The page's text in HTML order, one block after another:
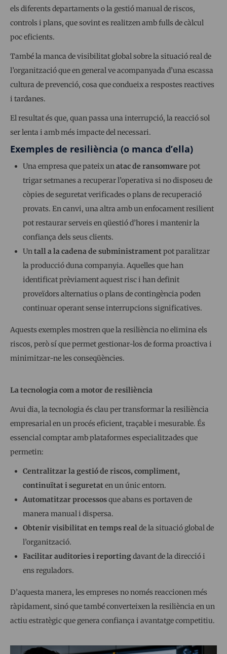
els diferents departaments o la gestió manual de riscos,
controls i plans, que sovint es realitzen amb fulls de càlcul
poc eficients.
També la manca de visibilitat global sobre la situació real de
l’organització que en general ve acompanyada d’una escassa
cultura de prevenció, cosa que condueix a respostes reactives
i tardanes.
El resultat és que, quan passa una interrupció, la reacció sol
ser lenta i amb més impacte del necessari.
Exemples de resiliència (o manca d’ella)
Una empresa que pateix unatac de ransomware pot
trigar setmanes a recuperar l’operativa si no disposeu de
còpies de seguretat verificades o plans de recuperació
provats. En canvi, una altra amb un enfocament resilient
pot restaurar serveis en qüestió d’hores i mantenir la
confiança dels seus clients.
Untall a la cadena de subministrament pot paralitzar
la producció duna companyia. Aquelles que han
identificat prèviament aquest risc i han definit
proveïdors alternatius o plans de contingència poden
continuar operant sense interrupcions significatives.
Aquests exemples mostren que la resiliència no elimina els
riscos, però sí que permet gestionar-los de forma proactiva i
minimitzar-ne les conseqüències.
La tecnologia com a motor de resiliència
Avui dia, la tecnologia és clau per transformar la resiliència
empresarial en un procés eficient, traçable i mesurable. És
essencial comptar amb plataformes especialitzades que
permetin:
Centralitzar la gestió de riscos, compliment,
continuïtat i seguretat en un únic entorn.
Automatitzar processosque abans es portaven de
manera manual i dispersa.
Obtenir visibilitat en temps realde la situació global de
l’organització.
Facilitar auditories i reportingdavant de la direcció i
ens reguladors.
D’aquesta manera, les empreses no només reaccionen més
ràpidament, sinó que també converteixen la resiliència en un
actiu estratègic que genera confiança i avantatge competitiu.